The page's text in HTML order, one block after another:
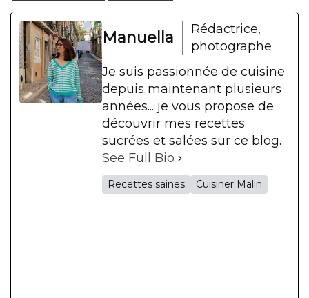
Manuella
Rédactrice,
photographe
Je suis passionnée de cuisine
depuis maintenant plusieurs
années... je vous propose de
découvrir mes recettes
sucrées et salées sur ce blog.
See Full Bio
Recettes saines Cuisiner Malin